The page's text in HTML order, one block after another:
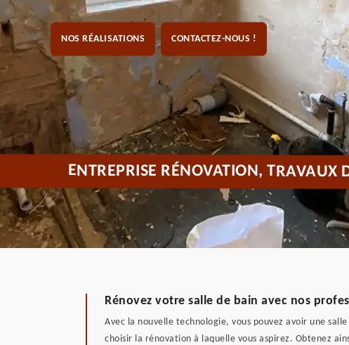
NOS RÉALISATIONS CONTACTEZ-NOUS !
ENTREPRISE RÉNOVATION, TRAVAUX
Rénovez votre salle de bain avec nos
Avec la nouvelle technologie, vous pouvez avoir une
choisir la rénovation à laquelle vous aspirez. Obtenez